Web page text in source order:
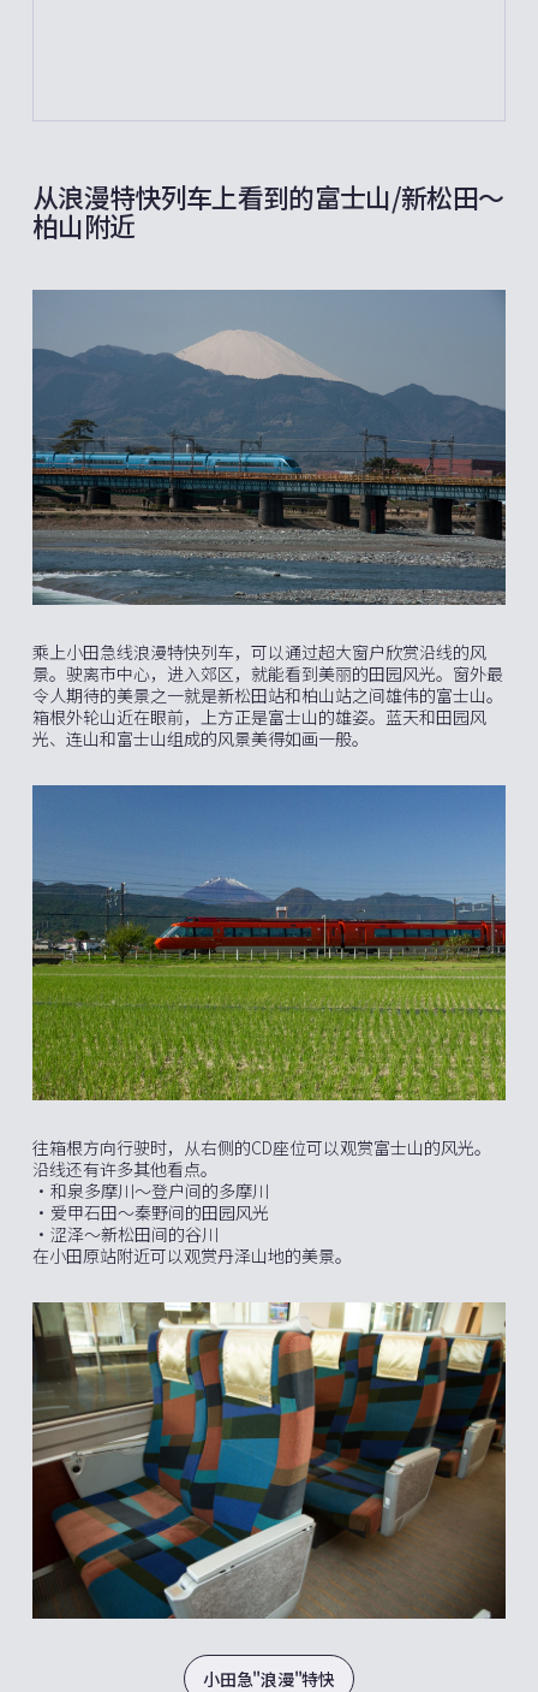
从浪漫特快列车上看到的富士山/新松田～
柏山附近
乘上小田急线浪漫特快列车，可以通过超大窗户欣赏沿线的风
景。驶离市中心，进入郊区，就能看到美丽的田园风光。窗外最
令人期待的美景之一就是新松田站和柏山站之间雄伟的富士山。
箱根外轮山近在眼前，上方正是富士山的雄姿。蓝天和田园风
光、连山和富士山组成的风景美得如画一般。
往箱根方向行驶时，从右侧的CD座位可以观赏富士山的风光。
沿线还有许多其他看点。
・和泉多摩川〜登户间的多摩川
・爱甲石田～秦野间的田园风光
・涩泽～新松田间的谷川
在小田原站附近可以观赏丹泽山地的美景。
小田急"浪漫"特快